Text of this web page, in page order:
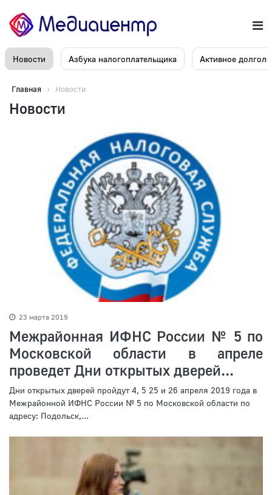
Новости Азбука налогоплательщика Активное
Главная Новости
Новости
23 марта 2019
Межрайонная ИФНС России № 5 по
Московской области в апреле
проведет Дни открытых дверей...
Дни открытых дверей пройдут 4, 5 25 и 26 апреля 2019 года в
Межрайонной ИФНС России № 5 по Московской области по
адресу: Подольск,...